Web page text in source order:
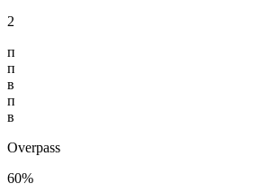
2
п
п
в
п
в
Overpass
60%